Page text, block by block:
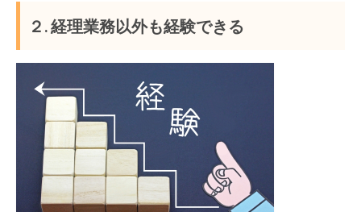
２. 経理業務以外も経験できる